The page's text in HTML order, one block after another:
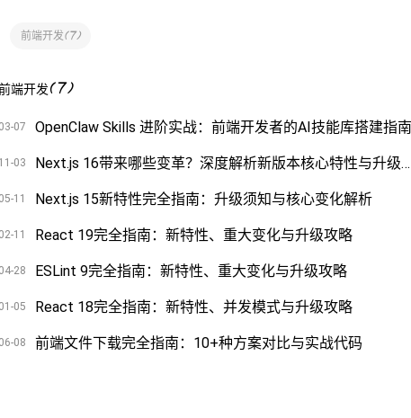
前端开发(7)
端开发(7)
07 OpenClaw Skills 进阶实战：前端开发者的AI技能库搭建指南
03 Next.js 16带来哪些变革？深度解析新版本核心特性与升级指南
11 Next.js 15新特性完全指南：升级须知与核心变化解析
11 React 19完全指南：新特性、重大变化与升级攻略
28 ESLint 9完全指南：新特性、重大变化与升级攻略
05 React 18完全指南：新特性、并发模式与升级攻略
08 前端文件下载完全指南：10+种方案对比与实战代码